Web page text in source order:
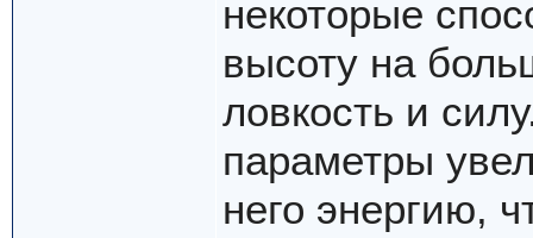
некоторые
высоту на
ловкость и
параметры
него энергию,